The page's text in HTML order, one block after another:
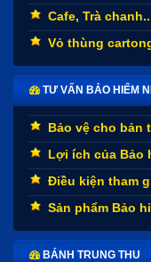
Cafe, Trà
Vỏ thùng
TƯ VẤN BẢO HIỂM
Bảo vệ cho bản
Lợi ích của Bảo
Điều kiện tham
Sản phẩm Bảo
BÁNH TRUNG THU